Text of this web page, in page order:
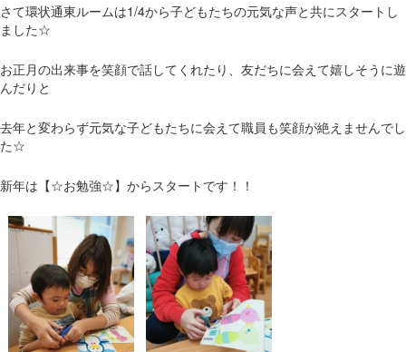
さて環状通東ルームは1/4から子どもたちの元気な声と共にスタートし
ました☆
お正月の出来事を笑顔で話してくれたり、友だちに会えて嬉しそうに遊
んだりと
去年と変わらず元気な子どもたちに会えて職員も笑顔が絶えませんでし
た☆
新年は【☆お勉強☆】からスタートです！！